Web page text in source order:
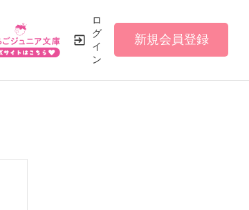
ロ
グ
イ
ン
新規会員登録